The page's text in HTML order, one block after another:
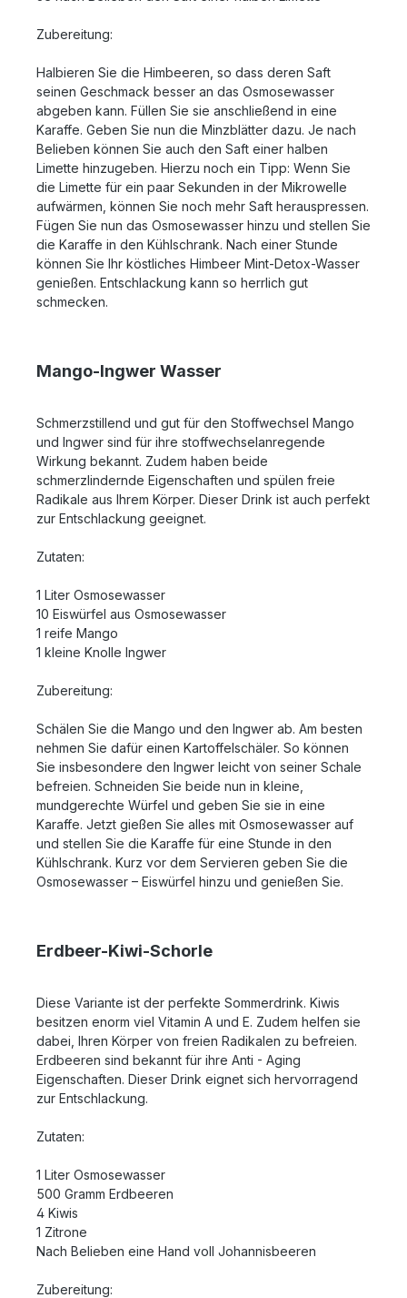
Zubereitung:
Halbieren Sie die Himbeeren, so dass deren Saft
seinen Geschmack besser an das Osmosewasser
abgeben kann. Füllen Sie sie anschließend in eine
Karaffe. Geben Sie nun die Minzblätter dazu. Je nach
Belieben können Sie auch den Saft einer halben
Limette hinzugeben. Hierzu noch ein Tipp: Wenn Sie
die Limette für ein paar Sekunden in der Mikrowelle
aufwärmen, können Sie noch mehr Saft herauspressen.
Fügen Sie nun das Osmosewasser hinzu und stellen Sie
die Karaffe in den Kühlschrank. Nach einer Stunde
können Sie Ihr köstliches Himbeer Mint-Detox-Wasser
genießen. Entschlackung kann so herrlich gut
schmecken.
Mango-Ingwer Wasser
Schmerzstillend und gut für den Stoffwechsel Mango
und Ingwer sind für ihre stoffwechselanregende
Wirkung bekannt. Zudem haben beide
schmerzlindernde Eigenschaften und spülen freie
Radikale aus Ihrem Körper. Dieser Drink ist auch perfekt
zur Entschlackung geeignet.
Zutaten:
1 Liter Osmosewasser
10 Eiswürfel aus Osmosewasser
1 reife Mango
1 kleine Knolle Ingwer
Zubereitung:
Schälen Sie die Mango und den Ingwer ab. Am besten
nehmen Sie dafür einen Kartoffelschäler. So können
Sie insbesondere den Ingwer leicht von seiner Schale
befreien. Schneiden Sie beide nun in kleine,
mundgerechte Würfel und geben Sie sie in eine
Karaffe. Jetzt gießen Sie alles mit Osmosewasser auf
und stellen Sie die Karaffe für eine Stunde in den
Kühlschrank. Kurz vor dem Servieren geben Sie die
Osmosewasser – Eiswürfel hinzu und genießen Sie.
Erdbeer-Kiwi-Schorle
Diese Variante ist der perfekte Sommerdrink. Kiwis
besitzen enorm viel Vitamin A und E. Zudem helfen sie
dabei, Ihren Körper von freien Radikalen zu befreien.
Erdbeeren sind bekannt für ihre Anti - Aging
Eigenschaften. Dieser Drink eignet sich hervorragend
zur Entschlackung.
Zutaten:
1 Liter Osmosewasser
500 Gramm Erdbeeren
4 Kiwis
1 Zitrone
Nach Belieben eine Hand voll Johannisbeeren
Zubereitung: